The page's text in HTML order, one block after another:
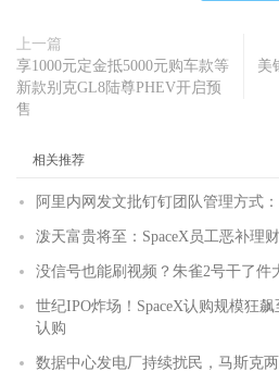
上一篇
享1000元定金抵5000元购车款等
新款别克GL8陆尊PHEV开启预
售
美
相关推荐
阿里内网发文批钉钉团队管理方式
泼天富贵将至：SpaceX员工恶补理
没信号也能刷视频？朱雀2号干了件
世纪IPO炸场！SpaceX认购规模狂
认购
数据中心发电厂持续扰民，马斯克